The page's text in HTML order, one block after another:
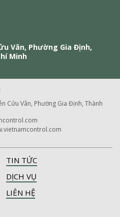
Vân, Phường Gia Định,
Minh
Cửu Vân, Phường Gia Định, Thành
TIN TỨC
DỊCH VỤ
LIÊN HỆ